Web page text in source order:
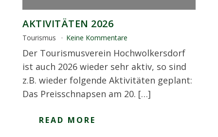
AKTIVITÄTEN 2026
Tourismus Keine Kommentare
Der Tourismusverein Hochwolkersdorf
ist auch 2026 wieder sehr aktiv, so sind
z.B. wieder folgende Aktivitäten geplant:
Das Preisschnapsen am 20. […]
READ MORE